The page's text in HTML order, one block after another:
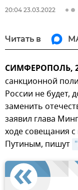
20:04 23.03.2022
Читать в
СИМФЕРОПОЛЬ,
санкционной
России не будет,
заменить
заявил глава
ходе совещания
Путиным, пишут